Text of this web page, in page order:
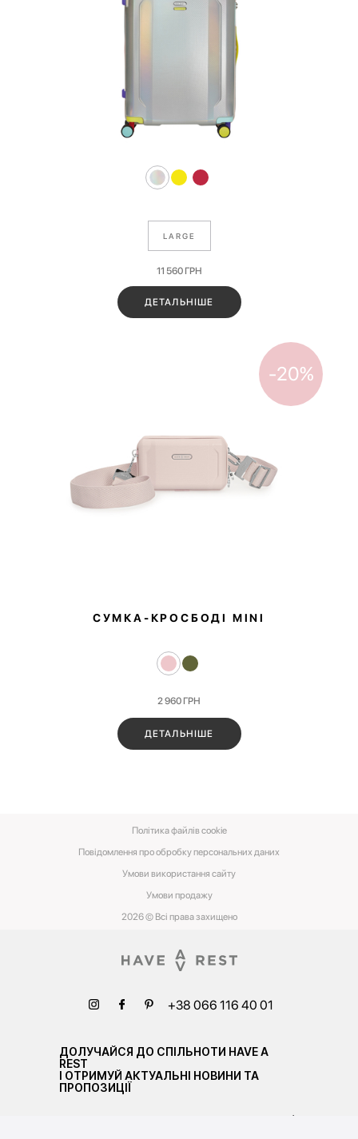
LARGE
11 560 ГРН
ДЕТАЛЬНІШЕ
-20%
СУМКА-КРОСБОДІ MINI
2 960 ГРН
ДЕТАЛЬНІШЕ
2026 © Всі права захищено
Повідомлення про обробку персональних даних
Умови використання сайту
Умови‌ ‌продажу‌
Політика файлів cookie
+38 066 116 40 01
ДОЛУЧАЙСЯ ДО СПІЛЬНОТИ HAVE A
REST
І ОТРИМУЙ АКТУАЛЬНІ НОВИНИ ТА
ПРОПОЗИЦІЇ